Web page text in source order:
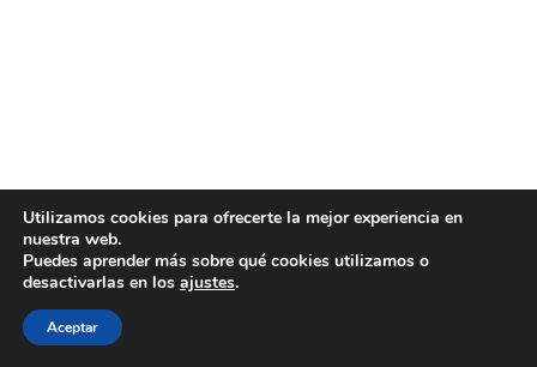
Utilizamos cookies para ofrecerte la mejor experiencia en
nuestra web.
Puedes aprender más sobre qué cookies utilizamos o
desactivarlas en los ajustes.
Aceptar